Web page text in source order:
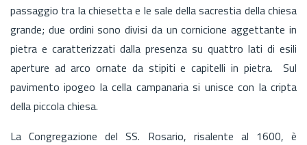
passaggio tra la chiesetta e le sale della sacrestia della chiesa
grande; due ordini sono divisi da un cornicione aggettante in
pietra e caratterizzati dalla presenza su quattro lati di esili
aperture ad arco ornate da stipiti e capitelli in pietra. Sul
pavimento ipogeo la cella campanaria si unisce con la cripta
della piccola chiesa.
La Congregazione del SS. Rosario, risalente al 1600, è